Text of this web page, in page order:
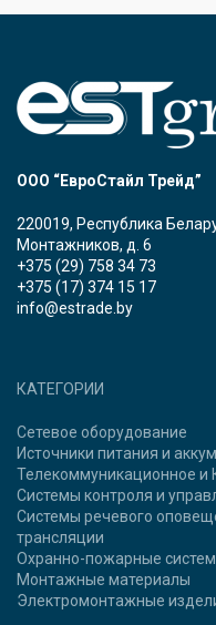
ООО “ЕвроСтайл Трейд”
220019, Республика
Монтажников, д. 6
+375 (29) 758 34 73
+375 (17) 374 15 17
info@estrade.by
КАТЕГОРИИ
Сетевое оборудование
Источники питания и
Телекоммуникационное и
Системы контроля и
Системы речевого
трансляции
Охранно-пожарные
Монтажные материалы
Электромонтажные